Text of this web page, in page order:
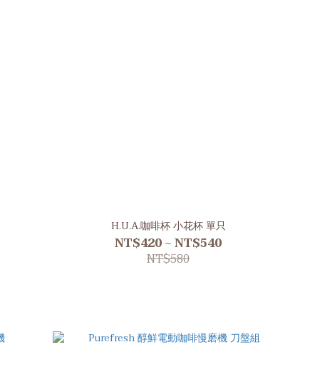
H.U.A.咖啡杯 小花杯 單只
NT$420 ~ NT$540
NT$580